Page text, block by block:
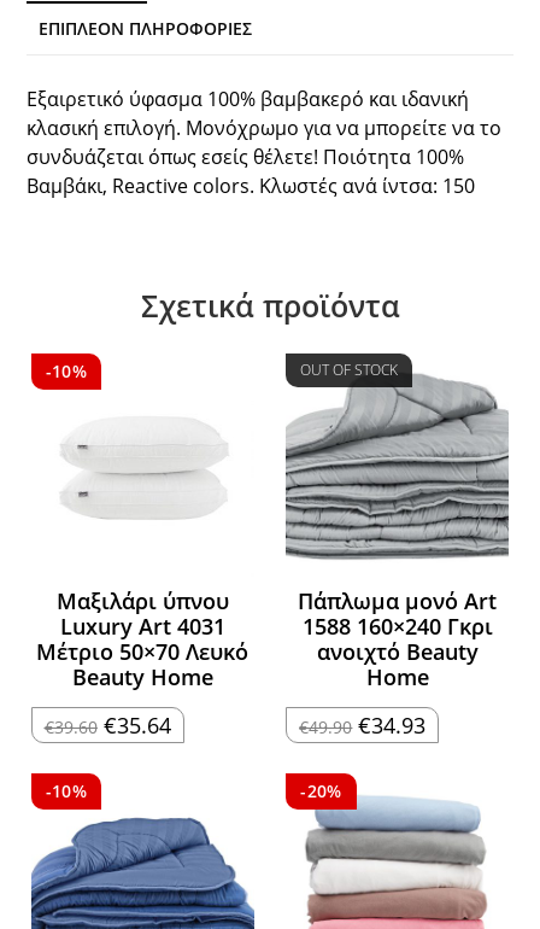
ΕΠΙΠΛΈΟΝ ΠΛΗΡΟΦΟΡΊΕΣ
Εξαιρετικό ύφασμα 100% βαμβακερό και ιδανική
κλασική επιλογή. Μονόχρωμο για να μπορείτε να το
συνδυάζεται όπως εσείς θέλετε! Ποιότητα 100%
Βαμβάκι, Reactive colors. Κλωστές ανά ίντσα: 150
Σχετικά προϊόντα
-10%
Μαξιλάρι ύπνου
Luxury Art 4031
Μέτριο 50×70 Λευκό
Beauty Home
€39.60 Original
price
€35.64 Η
τρέχουσα
OUT OF STOCK
Πάπλωμα μονό Art
1588 160×240 Γκρι
ανοιχτό Beauty
Home
€49.90 Original
price
€34.93 Η
τρέχουσα
-10% -20%